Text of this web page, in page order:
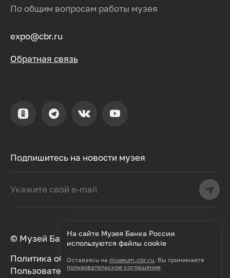
Подпишитесь на новости музея
По общим вопросам работы музея
expo@cbr.ru
Обратная связь
© Музей Банка России, 2000–2026
Политика обработки персональных данных
Пользовательское соглашение
На сайте Музея Банка России
используются файлы cookie
Оставаясь на museum.cbr.ru, Вы принимаете
пользовательское соглашение